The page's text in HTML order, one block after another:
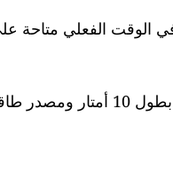
الوقت الفعلي متاحة